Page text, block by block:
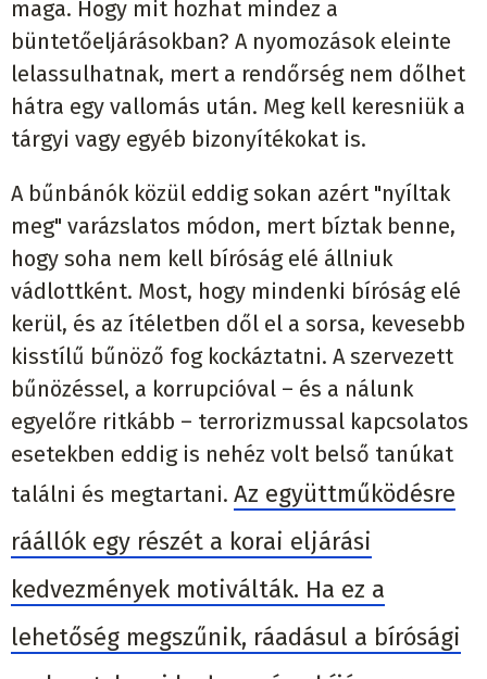
maga. Hogy mit hozhat mindez a
büntetőeljárásokban? A nyomozások eleinte
lelassulhatnak, mert a rendőrség nem dőlhet
hátra egy vallomás után. Meg kell keresniük a
tárgyi vagy egyéb bizonyítékokat is.
A bűnbánók közül eddig sokan azért "nyíltak
meg" varázslatos módon, mert bíztak benne,
hogy soha nem kell bíróság elé állniuk
vádlottként. Most, hogy mindenki bíróság elé
kerül, és az ítéletben dől el a sorsa, kevesebb
kisstílű bűnöző fog kockáztatni. A szervezett
bűnözéssel, a korrupcióval – és a nálunk
egyelőre ritkább – terrorizmussal kapcsolatos
esetekben eddig is nehéz volt belső tanúkat
találni és megtartani. Az együttműködésre
ráállók egy részét a korai eljárási
kedvezmények motiválták. Ha ez a
lehetőség megszűnik, ráadásul a bírósági